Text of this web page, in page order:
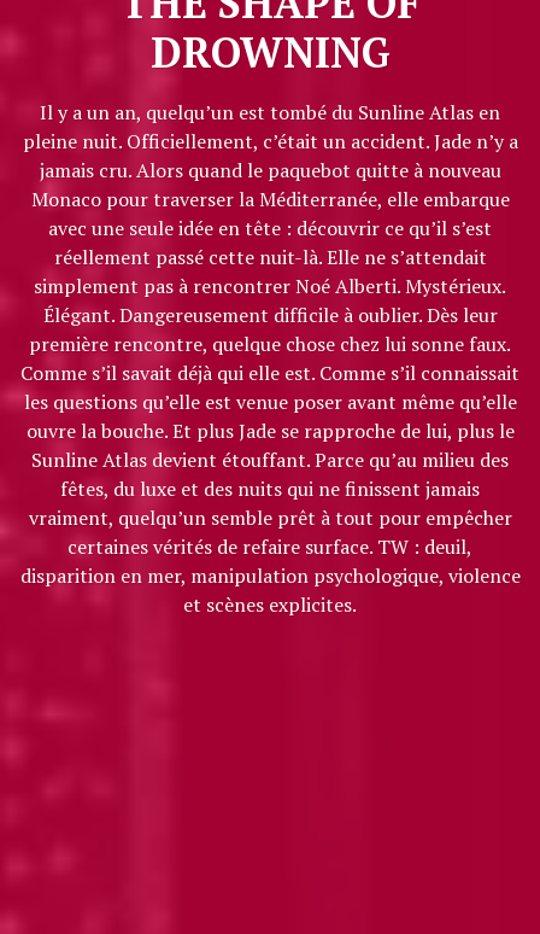
DROWNING
Il y a un an, quelqu’un est tombé du Sunline Atlas en
pleine nuit. Officiellement, c’était un accident. Jade n’y a
jamais cru. Alors quand le paquebot quitte à nouveau
Monaco pour traverser la Méditerranée, elle embarque
avec une seule idée en tête : découvrir ce qu’il s’est
réellement passé cette nuit-là. Elle ne s’attendait
simplement pas à rencontrer Noé Alberti. Mystérieux.
Élégant. Dangereusement difficile à oublier. Dès leur
première rencontre, quelque chose chez lui sonne faux.
Comme s’il savait déjà qui elle est. Comme s’il connaissait
les questions qu’elle est venue poser avant même qu’elle
ouvre la bouche. Et plus Jade se rapproche de lui, plus le
Sunline Atlas devient étouffant. Parce qu’au milieu des
fêtes, du luxe et des nuits qui ne finissent jamais
vraiment, quelqu’un semble prêt à tout pour empêcher
certaines vérités de refaire surface. TW : deuil,
disparition en mer, manipulation psychologique, violence
et scènes explicites.